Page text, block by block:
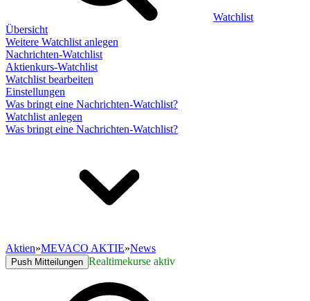
Watchlist
Übersicht
Weitere Watchlist anlegen
Nachrichten-Watchlist
Aktienkurs-Watchlist
Watchlist bearbeiten
Einstellungen
Was bringt eine Nachrichten-Watchlist?
Watchlist anlegen
Was bringt eine Nachrichten-Watchlist?
Aktien»MEVACO AKTIE»News
Push Mitteilungen Realtimekurse aktiv